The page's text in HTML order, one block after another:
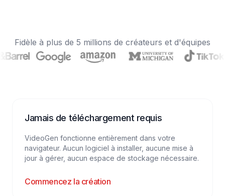
Fidèle à plus de 5 millions de créateurs et d'équipes
Jamais de téléchargement requis
VideoGen fonctionne entièrement dans votre
navigateur. Aucun logiciel à installer, aucune mise à
jour à gérer, aucun espace de stockage nécessaire.
Commencez la création